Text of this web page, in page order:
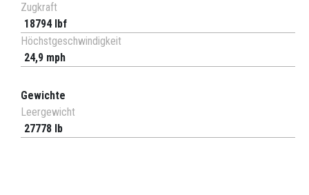
Zugkraft
18794 lbf
Höchstgeschwindigkeit
24,9 mph
Gewichte
Leergewicht
27778 lb